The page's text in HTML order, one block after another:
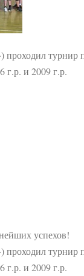
г.р. и 2009 г.р.
успехов!
г.р. и 2009 г.р.